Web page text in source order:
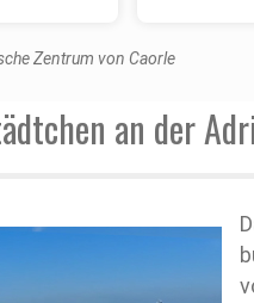
Zentrum von Caorle
an der